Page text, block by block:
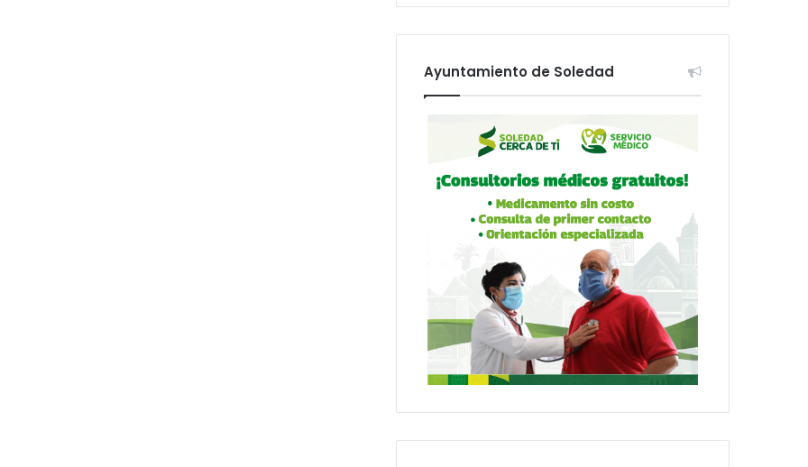
Ayuntamiento de Soledad